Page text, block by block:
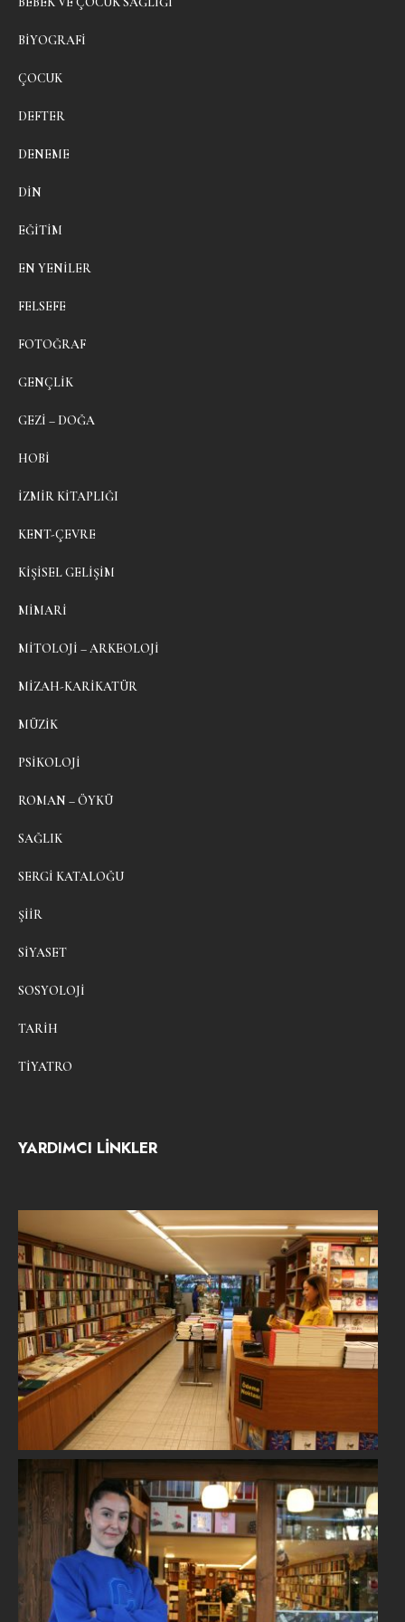
BIYOGRAFI
ÇOCUK
DEFTER
DENEME
DIN
EĞITIM
EN YENILER
FELSEFE
FOTOĞRAF
GENÇLIK
GEZI – DOĞA
HOBI
İZMIR KITAPLIĞI
KENT-ÇEVRE
KIŞISEL GELIŞIM
MIMARI
MITOLOJI – ARKEOLOJI
MIZAH-KARIKATÜR
MÜZIK
PSIKOLOJI
ROMAN – ÖYKÜ
SAĞLIK
SERGI KATALOĞU
ŞIIR
SIYASET
SOSYOLOJI
TARIH
TIYATRO
YARDIMCI LİNKLER